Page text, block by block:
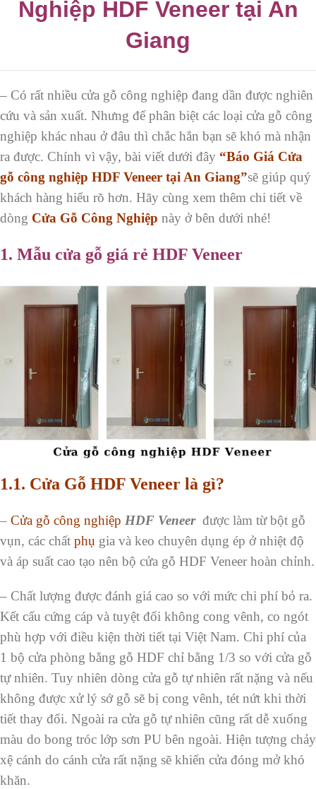
Nghiệp HDF Veneer tại An
Giang
– Có rất nhiều cửa gỗ công nghiệp đang dần được nghiên
cứu và sản xuất. Nhưng để phân biệt các loại cửa gỗ công
nghiệp khác nhau ở đâu thì chắc hẳn bạn sẽ khó mà nhận
ra được. Chính vì vậy, bài viết dưới đây “Báo Giá Cửa
gỗ công nghiệp HDF Veneer tại An Giang”sẽ giúp quý
khách hàng hiểu rõ hơn. Hãy cùng xem thêm chi tiết về
dòng Cửa Gỗ Công Nghiệp này ở bên dưới nhé!
1. Mẫu cửa gỗ giá rẻ HDF Veneer
1.1. Cửa Gỗ HDF Veneer là gì?
– Cửa gỗ công nghiệp HDF Veneer được làm từ bột gỗ
vụn, các chất phụ gia và keo chuyên dụng ép ở nhiệt độ
và áp suất cao tạo nên bộ cửa gỗ HDF Veneer hoàn chỉnh.
– Chất lượng được đánh giá cao so với mức chi phí bỏ ra.
Kết cấu cứng cáp và tuyệt đối không cong vênh, co ngót
phù hợp với điều kiện thời tiết tại Việt Nam. Chi phí của
1 bộ cửa phòng bằng gỗ HDF chỉ bằng 1/3 so với cửa gỗ
tự nhiên. Tuy nhiên dòng cửa gỗ tự nhiên rất nặng và nếu
không được xử lý sớ gỗ sẽ bị cong vênh, tét nứt khi thời
tiết thay đổi. Ngoài ra cửa gỗ tự nhiên cũng rất dễ xuống
màu do bong tróc lớp sơn PU bên ngoài. Hiện tượng chảy
xệ cánh do cánh cửa rất nặng sẽ khiến cửa đóng mở khó
khăn.